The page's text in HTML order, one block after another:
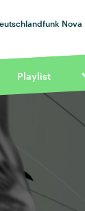
Nova
Playlist